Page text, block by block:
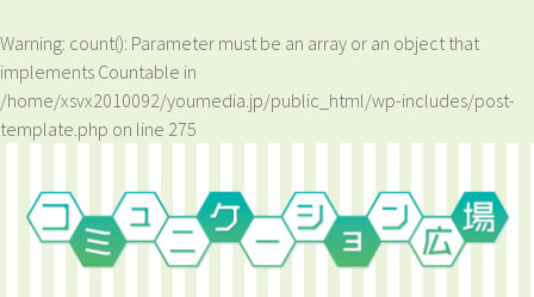
Warning: count(): Parameter must be an array or an object that
implements Countable in
/home/xsvx2010092/youmedia.jp/public_html/wp-includes/post-
template.php on line 275